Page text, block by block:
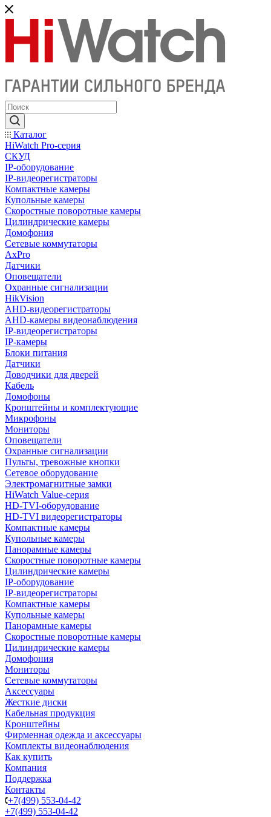
Каталог
HiWatch Pro-серия
CКУД
IP-оборудование
IP-видеорегистраторы
Компактные камеры
Купольные камеры
Скоростные поворотные камеры
Цилиндрические камеры
Домофония
Сетевые коммутаторы
AxPro
Датчики
Оповещатели
Охранные сигнализации
HikVision
AHD-видеорегистраторы
AHD-камеры видеонаблюдения
IP-видеорегистраторы
IP-камеры
Блоки питания
Датчики
Доводчики для дверей
Кабель
Домофоны
Кронштейны и комплектующие
Микрофоны
Мониторы
Оповещатели
Охранные сигнализации
Пульты, тревожные кнопки
Сетевое оборудование
Электромагнитные замки
HiWatch Value-серия
HD-TVI-оборудование
HD-TVI видеорегистраторы
Компактные камеры
Купольные камеры
Панорамные камеры
Скоростные поворотные камеры
Цилиндрические камеры
IP-оборудование
IP-видеорегистраторы
Компактные камеры
Купольные камеры
Панорамные камеры
Скоростные поворотные камеры
Цилиндрические камеры
Домофония
Мониторы
Сетевые коммутаторы
Аксессуары
Жесткие диски
Кабельная продукция
Кронштейны
Фирменная одежда и аксессуары
Комплекты видеонаблюдения
Как купить
Компания
Поддержка
Контакты
+7(499) 553-04-42
+7(499) 553-04-42